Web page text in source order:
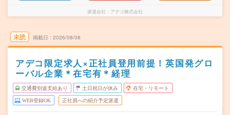
派遣会社 アデコ株式会社
未読 掲載日 2026/08/08
アデコ限定求人×正社員登用前提！英国発グロ
ーバル企業＊在宅有＊経理
交通費別途支給あり 土日祝日が休み 在宅・リモート
WEB登録OK 正社員への紹介予定派遣